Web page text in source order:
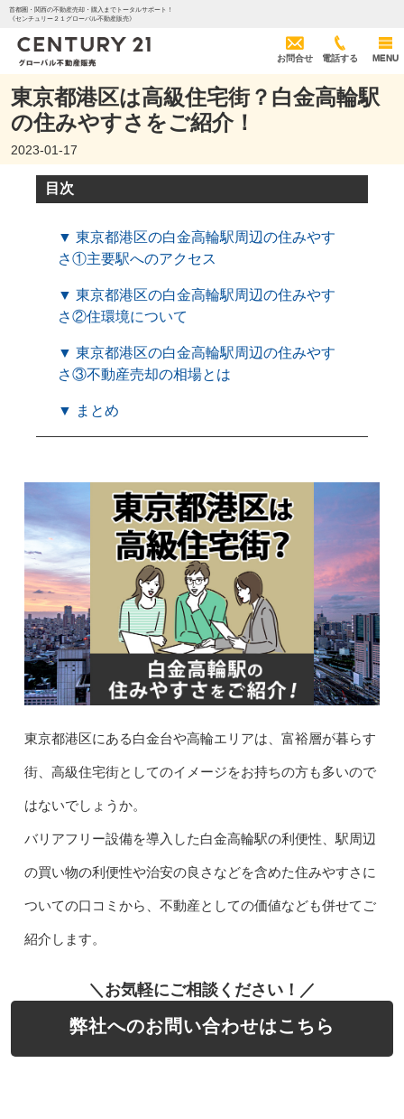
首都圏・関西の不動産売却・購入までトータルサポート！
《センチュリー２１グローバル不動産販売》
お問合せ 電話する MENU
東京都港区は高級住宅街？白金高輪駅
の住みやすさをご紹介！
2023-01-17
目次
▼ 東京都港区の白金高輪駅周辺の住みやす
さ①主要駅へのアクセス
▼ 東京都港区の白金高輪駅周辺の住みやす
さ②住環境について
▼ 東京都港区の白金高輪駅周辺の住みやす
さ③不動産売却の相場とは
▼ まとめ
東京都港区にある白金台や高輪エリアは、富裕層が暮らす
街、高級住宅街としてのイメージをお持ちの方も多いので
はないでしょうか。
バリアフリー設備を導入した白金高輪駅の利便性、駅周辺
の買い物の利便性や治安の良さなどを含めた住みやすさに
ついての口コミから、不動産としての価値なども併せてご
紹介します。
＼お気軽にご相談ください！／
弊社へのお問い合わせはこちら